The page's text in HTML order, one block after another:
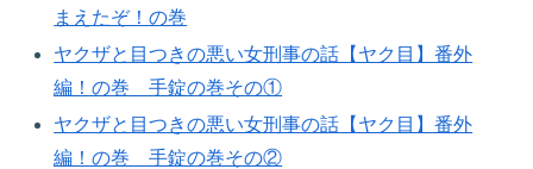
まえたぞ！の巻​
ヤクザと目つきの悪い女刑事の話【ヤク目】番外
編！の巻 手錠の巻その①
ヤクザと目つきの悪い女刑事の話【ヤク目】番外
編！の巻 手錠の巻その②​